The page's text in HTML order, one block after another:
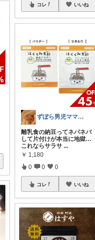
コレ いいね
ずぼら男児ママの時短便利グッズROOM
離乳食の納豆ってネバネバ
して片付けが本当に地獄…
これならサラサ ...
￥ 1,180
0 0 0
コレ いいね